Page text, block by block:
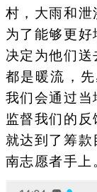
村，大雨和泄
为了能够更
决定为他们
都是暖流，
我们会通过
监督我们的
就达到了筹
南志愿者手上